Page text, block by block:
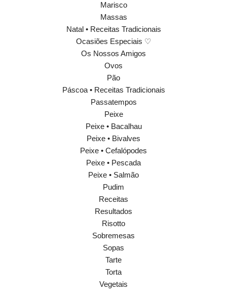
Marisco
Massas
Natal • Receitas Tradicionais
Ocasiões Especiais ♡
Os Nossos Amigos
Ovos
Pão
Páscoa • Receitas Tradicionais
Passatempos
Peixe
Peixe • Bacalhau
Peixe • Bivalves
Peixe • Cefalópodes
Peixe • Pescada
Peixe • Salmão
Pudim
Receitas
Resultados
Risotto
Sobremesas
Sopas
Tarte
Torta
Vegetais